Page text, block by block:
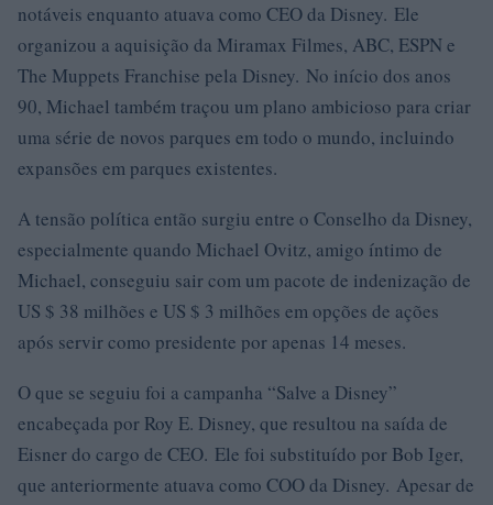
notáveis ​​enquanto atuava como CEO da Disney. Ele
organizou a aquisição da Miramax Filmes, ABC, ESPN e
The Muppets Franchise pela Disney. No início dos anos
90, Michael também traçou um plano ambicioso para criar
uma série de novos parques em todo o mundo, incluindo
expansões em parques existentes.
A tensão política então surgiu entre o Conselho da Disney,
especialmente quando Michael Ovitz, amigo íntimo de
Michael, conseguiu sair com um pacote de indenização de
US $ 38 milhões e US $ 3 milhões em opções de ações
após servir como presidente por apenas 14 meses.
O que se seguiu foi a campanha “Salve a Disney”
encabeçada por Roy E. Disney, que resultou na saída de
Eisner do cargo de CEO. Ele foi substituído por Bob Iger,
que anteriormente atuava como COO da Disney. Apesar de